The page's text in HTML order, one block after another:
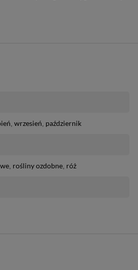
wrzesień październik
rośliny ozdobne róż